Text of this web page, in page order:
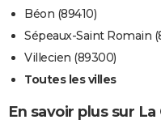
Béon (89410)
Sépeaux-Saint Romain
Villecien (89300)
Toutes les villes
En savoir plus sur